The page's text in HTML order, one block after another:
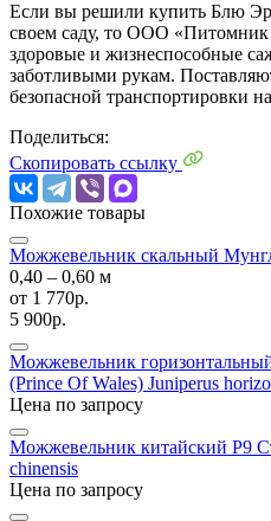
Если вы решили купить Блю
своем саду, то ООО «Питомник
здоровые и жизнеспособные
заботливыми рукам.
безопасной транспортировки
Поделиться:
Скопировать ссылку
Похожие товары
Можжевельник скальный
0,40 ‒ 0,60 м
от 1 770р.
5 900р.
Можжевельник
(Prince Of Wales) Juniperus
Цена по запросу
Можжевельник китайский P9
chinensis
Цена по запросу